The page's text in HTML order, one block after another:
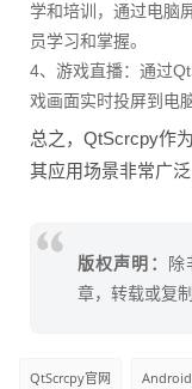
学和培训，通过电脑
员学习和掌握。
4、游戏直播：通过
戏画面实时投屏到电
总之，QtScrcpy作
其应用场景非常广
版权声明： 除
章，转载或复
QtScrcpy官网